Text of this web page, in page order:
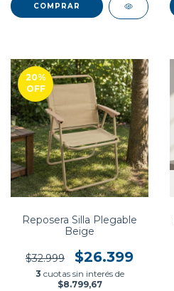
COMPRAR
20%
OFF
Reposera Silla Plegable
Beige
$32.999 $26.399
3 cuotas sin interés de
$8.799,67